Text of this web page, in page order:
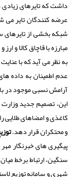
داشت که تایرهای زیادی
عرضه کنندگان تایر می
مبارزه با قاچاق کالا و
به نظر می آید که با
عدم اطمینان به داده
آرامش نسبی موجود در
این، تصمیم جدید
کاغذی و امضاهای طلایی
و محتکران قرار دهد.
پیگیری های خبرنگار
سنگین، ارتباط برخط
شهری و سامانه توزیع